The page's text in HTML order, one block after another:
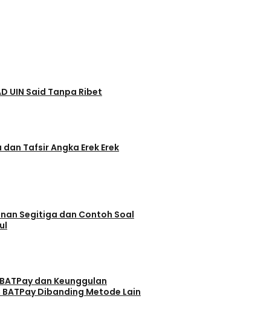
UIN Said Tanpa Ribet
dan Tafsir Angka Erek Erek
Segitiga dan Contoh Soal
dan Keunggulan
BATPay Dibanding Metode Lain